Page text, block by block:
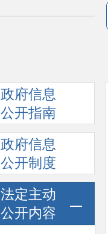
政府信息
公开指南
政府信息
公开制度
法定主动
公开内容